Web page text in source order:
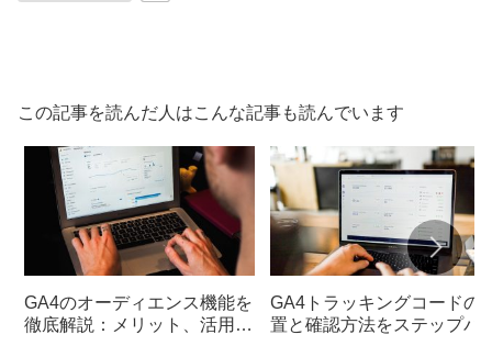
この記事を読んだ人はこんな記事も読んでいます
GA4のオーディエンス機能を
徹底解説：メリット、活用
GA4トラッキングコードの
置と確認方法をステップバ